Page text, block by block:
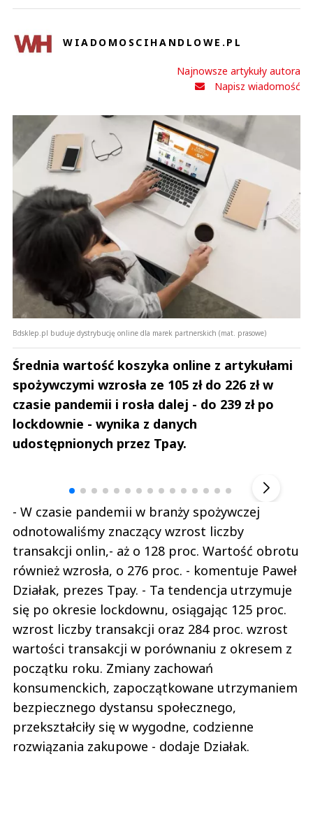
WIADOMOSCIHANDLOWE.PL
Najnowsze artykuły autora
Napisz wiadomość
Bdsklep.pl buduje dystrybucję online dla marek partnerskich (mat. prasowe)
Średnia wartość koszyka online z artykułami
spożywczymi wzrosła ze 105 zł do 226 zł w
czasie pandemii i rosła dalej - do 239 zł po
lockdownie - wynika z danych
udostępnionych przez Tpay.
- W czasie pandemii w branży spożywczej
odnotowaliśmy znaczący wzrost liczby
transakcji onlin,- aż o 128 proc. Wartość obrotu
również wzrosła, o 276 proc. - komentuje Paweł
Działak, prezes Tpay. - Ta tendencja utrzymuje
się po okresie lockdownu, osiągając 125 proc.
wzrost liczby transakcji oraz 284 proc. wzrost
wartości transakcji w porównaniu z okresem z
początku roku. Zmiany zachowań
konsumenckich, zapoczątkowane utrzymaniem
bezpiecznego dystansu społecznego,
przekształciły się w wygodne, codzienne
rozwiązania zakupowe - dodaje Działak.